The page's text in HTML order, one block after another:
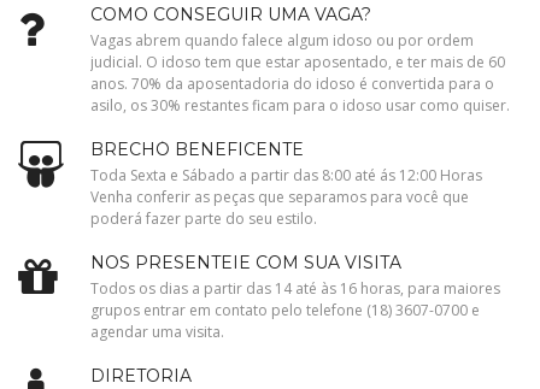
COMO CONSEGUIR UMA VAGA?
Vagas abrem quando falece algum idoso ou por ordem
judicial. O idoso tem que estar aposentado, e ter mais de 60
anos. 70% da aposentadoria do idoso é convertida para o
asilo, os 30% restantes ficam para o idoso usar como quiser.
BRECHÓ BENEFICENTE
Toda Sexta e Sábado a partir das 8:00 até ás 12:00 Horas
Venha conferir as peças que separamos para você que
poderá fazer parte do seu estilo.
NOS PRESENTEIE COM SUA VISITA
Todos os dias a partir das 14 até às 16 horas, para maiores
grupos entrar em contato pelo telefone (18) 3607-0700 e
agendar uma visita.
DIRETORIA